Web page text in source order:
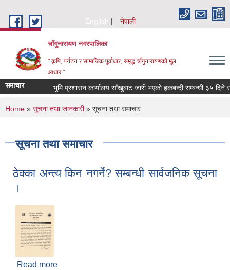
English
नेपाली
चाँगुनारायण नगरपालिका
" कृषि, पर्यटन र सामाजिक पूर्वाधार, समृद्ध चाँगुनारायणको मूल
आधार "
समाचार भुमि प्रशासन कार्यालय साँखुबाट जारी भएको हकबन्दी सम्बन्धी ३५ दिने
You are here
Home » सूचना तथा जानकारी» सूचना तथा समाचार
सूचना तथा समाचार
ठेक्का अन्त्य किन नगर्ने? सम्बन्धी सार्वजनिक सूचना
।
Read more